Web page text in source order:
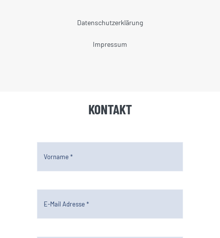
Datenschutzerklärung
Impressum
KONTAKT